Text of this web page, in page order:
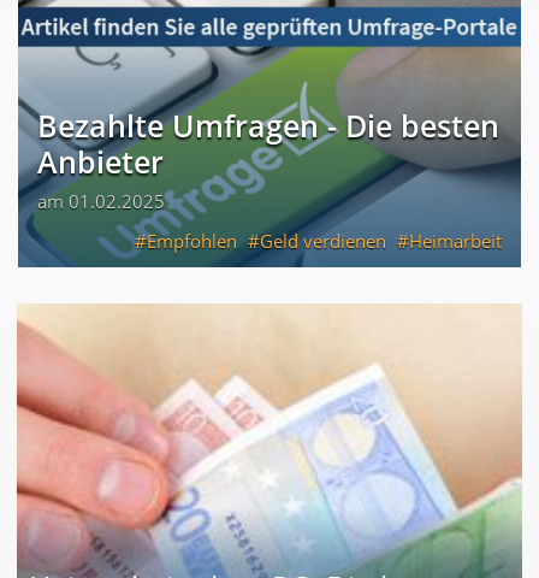
Bezahlte Umfragen - Die besten
Anbieter
am 01.02.2025
Empfohlen
Geld verdienen Heimarbeit